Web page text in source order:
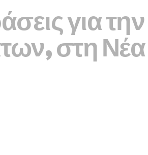
για
στη